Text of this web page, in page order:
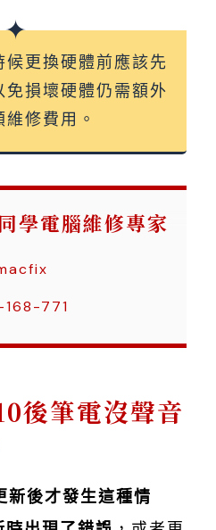
更換硬體前應該先
損壞硬體仍需額外
修費用。
學電腦維修專家
771
後筆電沒聲音
後才發生這種情